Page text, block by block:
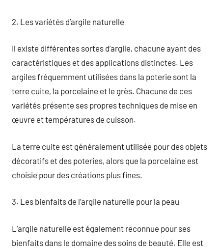
2. Les variétés d’argile naturelle
Il existe différentes sortes d’argile, chacune ayant des
caractéristiques et des applications distinctes. Les
argiles fréquemment utilisées dans la poterie sont la
terre cuite, la porcelaine et le grès. Chacune de ces
variétés présente ses propres techniques de mise en
œuvre et températures de cuisson.
La terre cuite est généralement utilisée pour des objets
décoratifs et des poteries, alors que la porcelaine est
choisie pour des créations plus fines.
3. Les bienfaits de l’argile naturelle pour la peau
L’argile naturelle est également reconnue pour ses
bienfaits dans le domaine des soins de beauté. Elle est